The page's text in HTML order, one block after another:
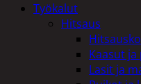
Työkalut
Hitsaus
Kaasut
Lasit ja